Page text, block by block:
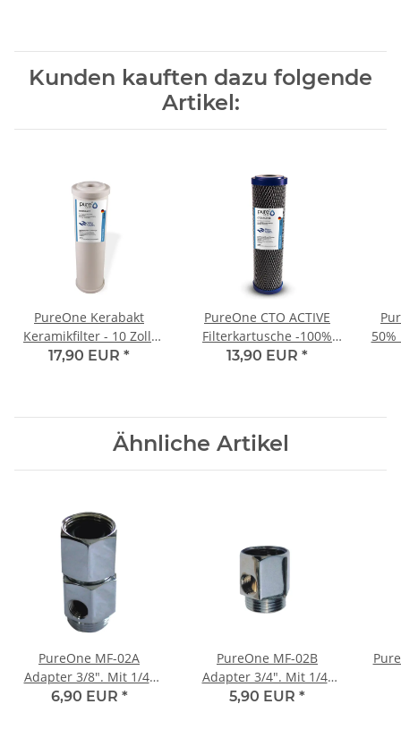
Kunden kauften dazu folgende
Artikel:
PureOne Kerabakt
Keramikfilter - 10 Zoll.
0.3µ
17,90 EUR *
PureOne CTO ACTIVE
Filterkartusche -100%
Kokos Aktivkohleblock 1µ
13,90 EUR *
Ähnliche Artikel
PureOne MF-02A
Adapter 3/8". Mit 1/4"
Seitenausgang für einen
6,90 EUR *
PureOne MF-02B
Adapter 3/4". Mit 1/4"
Seitenausgang für einen
5,90 EUR *